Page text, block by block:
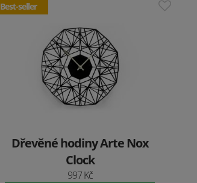
Best-seller
Dřevěné hodiny Arte Nox
Clock
997 Kč